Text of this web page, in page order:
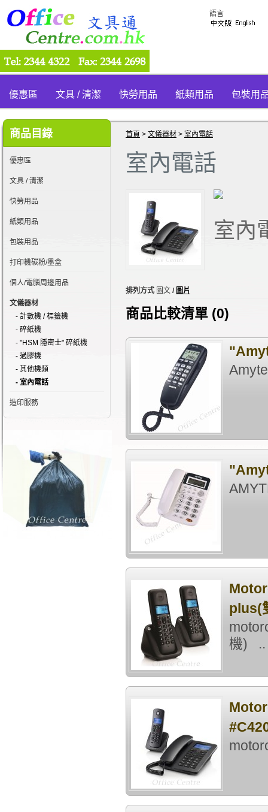
語言
優惠區 文具 / 清潔 快勞用品 紙類用品 包裝用
商品目錄
優惠區
文具 / 清潔
快勞用品
紙類用品
包裝用品
打印機碳粉/墨盒
個人/電腦周邊用品
文儀器材
- 計數機 / 標籤機
- 碎紙機
- "HSM 隱密士" 碎紙機
- 過膠機
- 其他機類
- 室內電話
造印服務
首頁 > 文儀器材 > 室內電話
室內電話
室內
排列方式 圖文 / 圖片
商品比較清單 (0)
plus(
機) ..